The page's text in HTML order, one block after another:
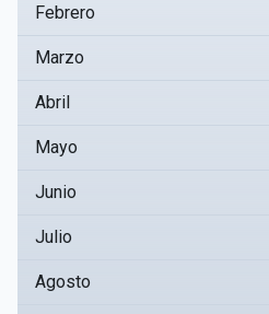
Febrero
Marzo
Abril
Mayo
Junio
Julio
Agosto